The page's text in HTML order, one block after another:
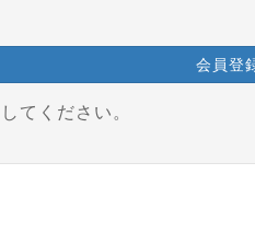
会員登
してください。